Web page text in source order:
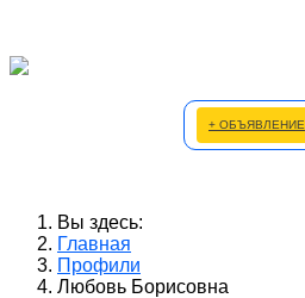
+ ОБЪЯВЛЕНИЕ
Вы здесь:
Главная
Профили
Любовь Борисовна